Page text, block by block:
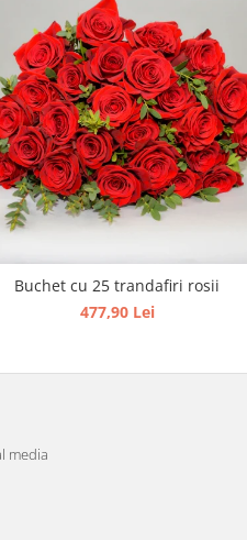
Buchet cu 25 trandafiri rosii
477,90 Lei
media